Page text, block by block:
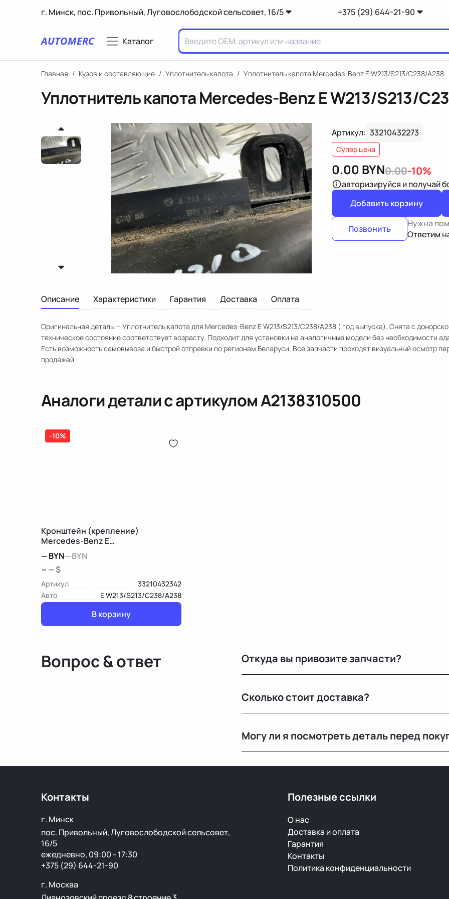
г. Минск, пос. Привольный, Луговослободской сельсовет, 16/5 +375 (29) 644-21-90
AUTOMERC Каталог
Главная / Кузов и составляющие / Уплотнитель капота / Уплотнитель капота Mercedes-Benz E W213/S213/C238/A238
Уплотнитель капота Mercedes-Benz E W213/S213/
Артикул: 33210432273
Супер цена
0.00 BYN0.00-10%
авторизируйся и получай
Добавить корзину
Позвонить
Нужна
Ответим
Описание Характеристики Гарантия Доставка Оплата
Оригинальная деталь — Уплотнитель капота для Mercedes-Benz E W213/S213/C238/A238 ( год выпуска). Снята с
техническое состояние соответствует возрасту. Подходит для установки на аналогичные модели без необходимости
Есть возможность самовывоза и быстрой отправки по регионам Беларуси. Все запчасти проходят визуальный осмотр
продажей.
Аналоги детали с артикуломA2138310500
-10%
Кронштейн (крепление)
Mercedes-Benz E
W213/S213/C238/A238
—BYN—BYN
~ — $
Артикул
33210432342
Авто
E W213/S213/C238/A238
В корзину
Вопрос & ответ Откуда вы привозите запчасти?
странах. Все детали проходят визуальный осмотр и
Сколько стоит доставка?
при оформлении.
Могу ли я посмотреть деталь перед
Контакты
г. Минск
пос. Привольный, Луговослободской сельсовет,
16/5
ежедневно, 09:00 - 17:30
+375 (29) 644-21-90
г. Москва
Полезные ссылки
О нас
Доставка и оплата
Гарантия
Контакты
Политика конфиденциальности